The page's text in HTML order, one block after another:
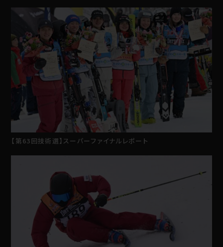
【第63回技術選】スーパーファイナルレポート